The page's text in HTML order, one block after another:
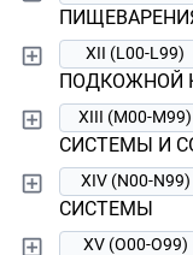
XII (L00-L99)
ПОДКОЖНОЙ
XIII (M00-M99)
СИСТЕМЫ И
XIV (N00-N99)
СИСТЕМЫ
XV (O00-O99)